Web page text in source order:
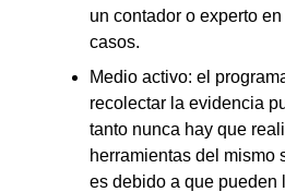
un contador o experto
casos.
Medio activo: el
recolectar la evidencia
tanto nunca hay que
herramientas del mismo
es debido a que pueden